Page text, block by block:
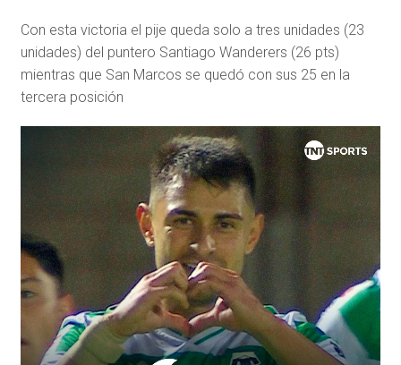
Con esta victoria el pije queda solo a tres unidades (23
unidades) del puntero Santiago Wanderers (26 pts)
mientras que San Marcos se quedó con sus 25 en la
tercera posición